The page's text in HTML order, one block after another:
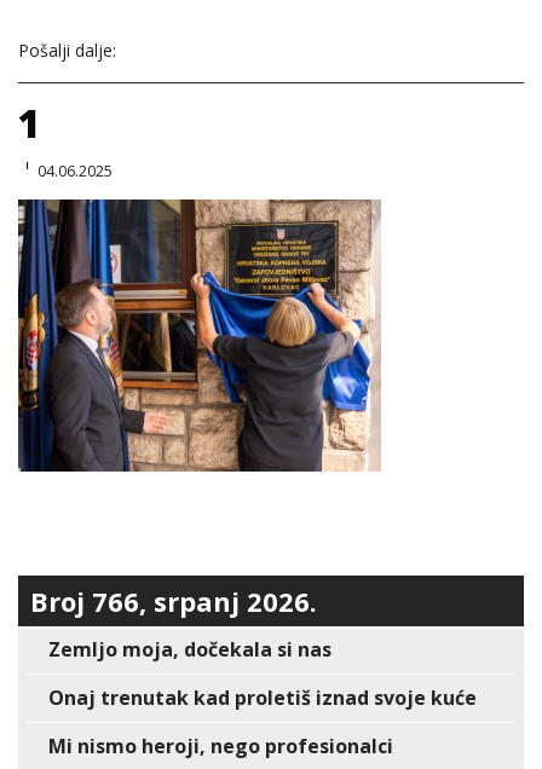
Pošalji dalje:
1
04.06.2025
Broj 766, srpanj 2026.
Zemljo moja, dočekala si nas
Onaj trenutak kad proletiš iznad svoje kuće
Mi nismo heroji, nego profesionalci